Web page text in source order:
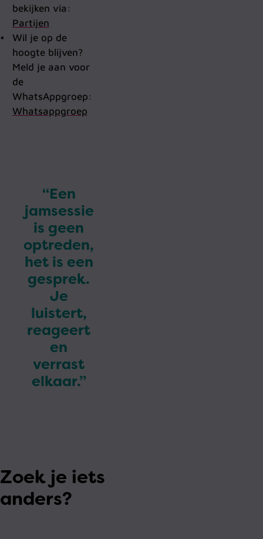
bekijken via:
Partijen
Wil je op de
hoogte blijven?
Meld je aan voor
de
WhatsAppgroep:
Whatsappgroep
“Een
jamsessie
is geen
optreden,
het is een
gesprek.
Je
luistert,
reageert
en
verrast
elkaar.”
Zoek je iets
anders?